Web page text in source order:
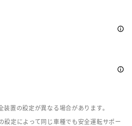
置の設定が異なる場合があります。
定によって同じ車種でも安全運転サポー